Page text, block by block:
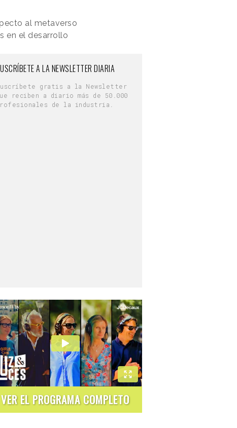
al metaverso
en el desarrollo
A LA NEWSLETTER DIARIA
gratis a la Newsletter
reciben a diario más de 50.000
de la industria.
VER EL PROGRAMA COMPLETO